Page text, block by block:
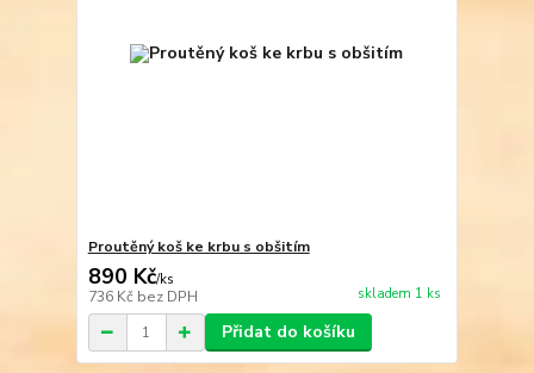
Proutěný koš ke krbu s obšitím
890 Kč/ks
736 Kč bez DPH skladem 1 ks
Přidat do košíku